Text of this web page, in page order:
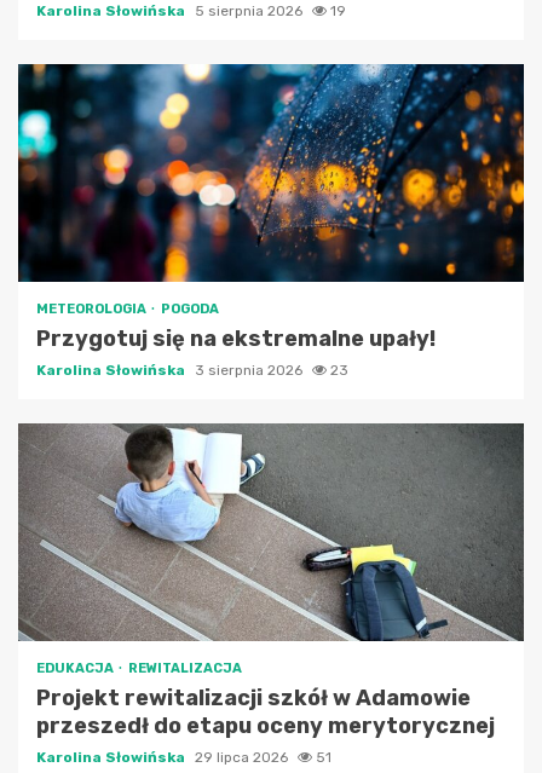
Karolina Słowińska 5 sierpnia 2026 19
METEOROLOGIA POGODA
Przygotuj się na ekstremalne upały!
Karolina Słowińska 3 sierpnia 2026 23
EDUKACJA REWITALIZACJA
Projekt rewitalizacji szkół w Adamowie
przeszedł do etapu oceny merytorycznej
Karolina Słowińska 29 lipca 2026 51